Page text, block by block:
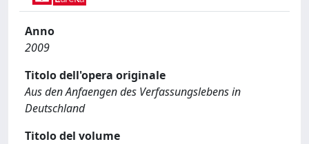
Anno
2009
Titolo dell'opera originale
Aus den Anfaengen des Verfassungslebens in
Deutschland
Titolo del volume